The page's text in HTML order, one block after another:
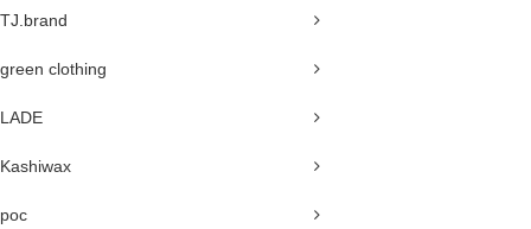
TJ.brand
green clothing
LADE
Kashiwax
poc